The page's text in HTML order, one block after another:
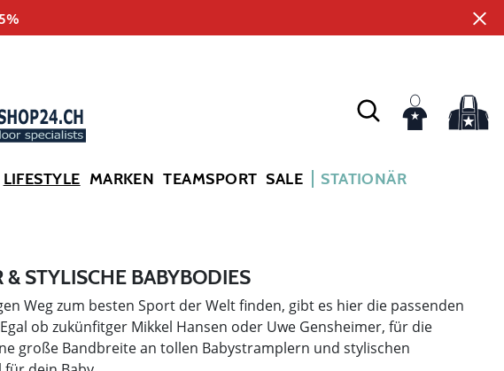
LIFESTYLE MARKEN TEAMSPORT SALE STATIONÄR
STYLISCHE BABYBODIES
Weg zum besten Sport der Welt finden, gibt es hier die passenden
ob zukünfitger Mikkel Hansen oder Uwe Gensheimer, für die
große Bandbreite an tollen Babystramplern und stylischen